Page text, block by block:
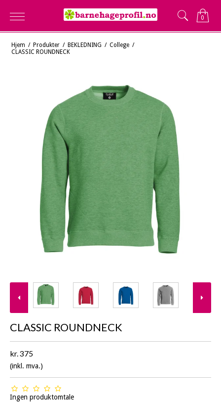
0
Hjem / Produkter / BEKLEDNING / College /
CLASSIC ROUNDNECK
CLASSIC ROUNDNECK
kr. 375
(inkl. mva.)
Ingen produktomtale